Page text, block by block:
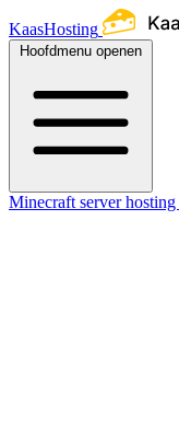
KaasHosting
Hoofdmenu openen
Minecraft server hosting